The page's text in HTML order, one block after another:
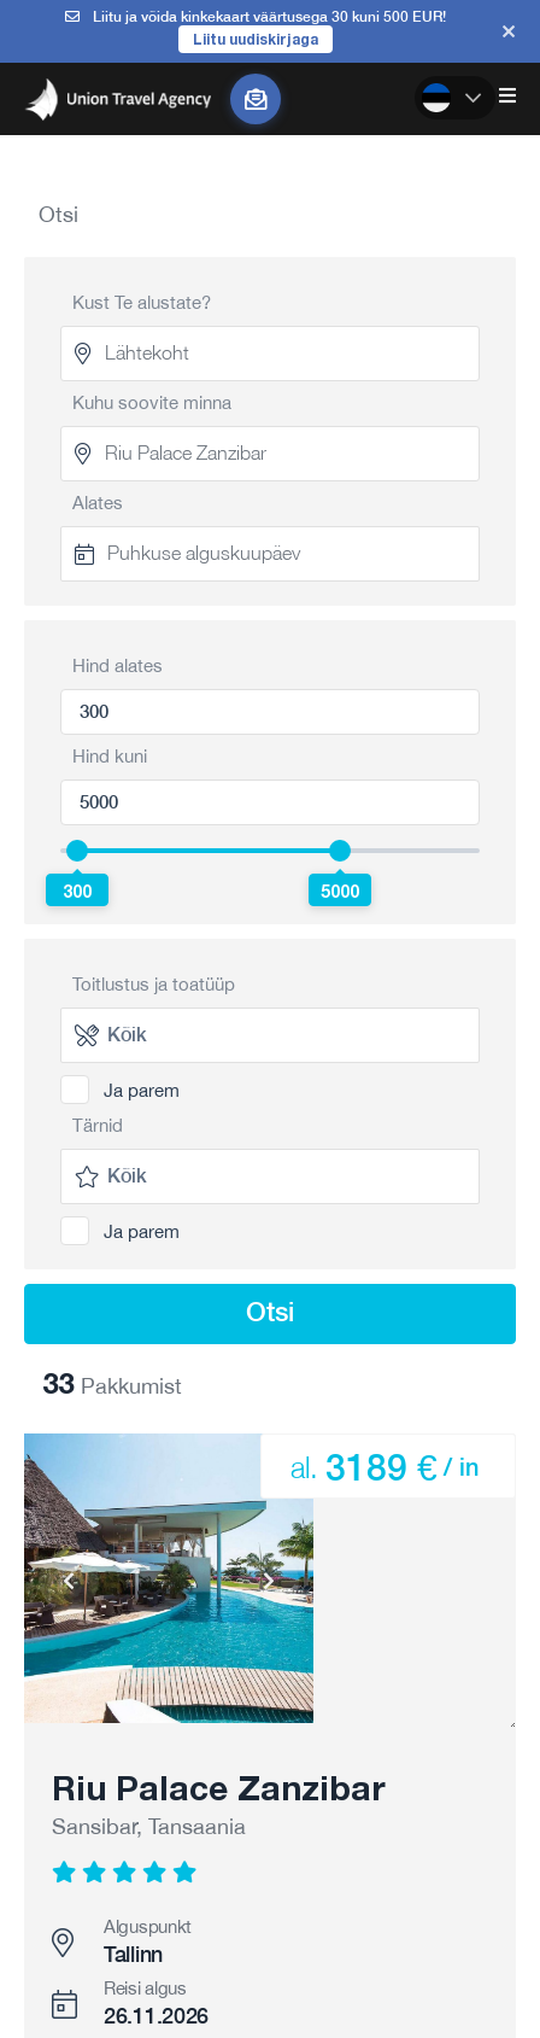
Liitu ja võida kinkekaart väärtusega 30 kuni 500 EUR!
Liitu uudiskirjaga
Otsi
Kust Te alustate?
Kuhu soovite minna
Alates
Hind alates
Hind kuni
300 5000
Toitlustus ja toatüüp
Ja parem
Tärnid
Ja parem
Otsi
33 Pakkumist
Riu Palace Zanzibar
Sansibar, Tansaania
al. 3189 € / in
Alguspunkt
Tallinn
Reisi algus
26.11.2026